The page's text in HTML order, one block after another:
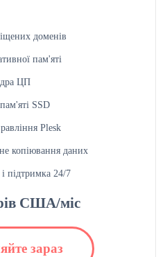
доменів
пам'яті
ЦП
SSD
Plesk
копіювання даних
підтримка 24/7
США/міс
зараз